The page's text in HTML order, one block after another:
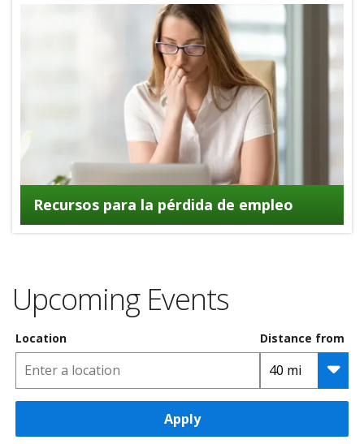
Recursos para la pérdida de empleo
Upcoming Events
Location Distance from
Apply